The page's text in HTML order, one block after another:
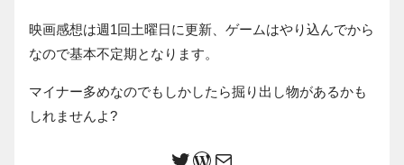
映画感想は週1回土曜日に更新、ゲームはやり込んでから
なので基本不定期となります。
マイナー多めなのでもしかしたら掘り出し物があるかも
しれませんよ?